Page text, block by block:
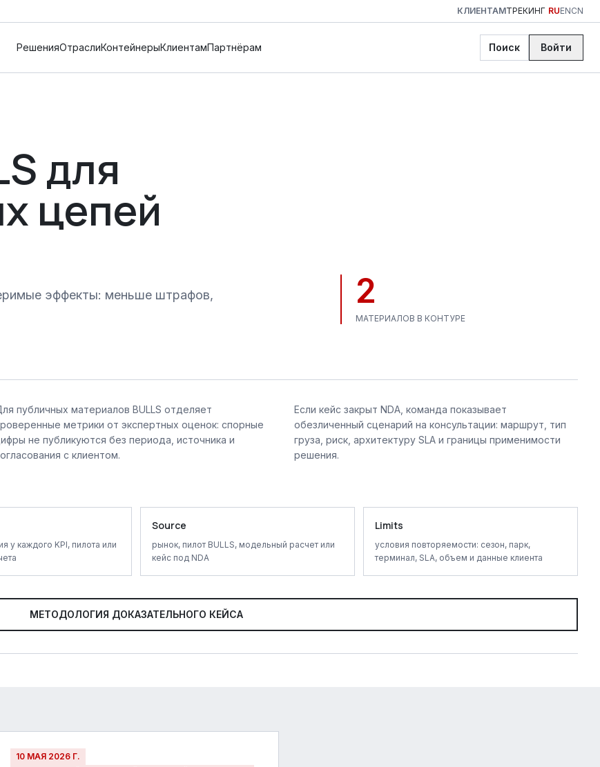
КЛИЕНТАМТРЕКИНГ RUENCN
РешенияОтраслиКонтейнерыКлиентамПартнёрам Поиск Войти
для
цепей
эффекты: меньше штрафов,
2
МАТЕРИАЛОВ В КОНТУРЕ
публичных материалов BULLS отделяет
метрики от экспертных оценок: спорные
не публикуются без периода, источника и
с клиентом.
Если кейс закрыт NDA, команда показывает
обезличенный сценарий на консультации: маршрут, тип
груза, риск, архитектуру SLA и границы применимости
решения.
у каждого KPI, пилота или
Source
рынок, пилот BULLS, модельный расчет или
кейс под NDA
Limits
условия повторяемости: сезон, парк,
терминал, SLA, объем и данные клиента
МЕТОДОЛОГИЯ ДОКАЗАТЕЛЬНОГО КЕЙСА
10 МАЯ 2026 Г.